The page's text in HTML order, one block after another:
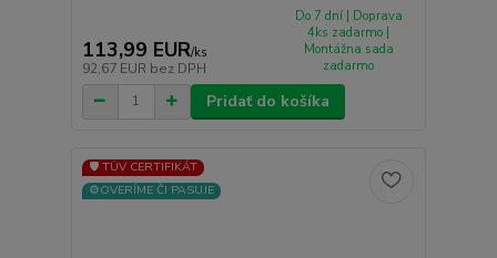
113,99 EUR/ks
92,67 EUR bez DPH
Do 7 dní | Doprava
4ks zadarmo |
Montážna sada
zadarmo
Pridať do košíka
🛡️ TÜV CERTIFIKÁT
⚙️OVERÍME ČI PASUJE